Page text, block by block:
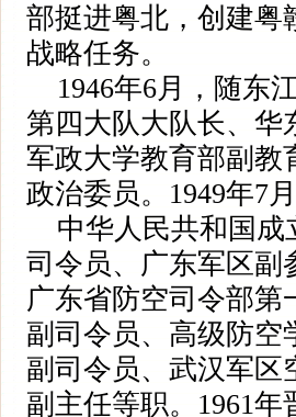
部挺进粤北，创建粤
战略任务。
1946年6月，随东
第四大队大队长、华
军政大学教育部副教
政治委员。1949年7
中华人民共和国成
司令员、广东军区副
广东省防空司令部第
副司令员、高级防空
副司令员、武汉军区
副主任等职。1961年